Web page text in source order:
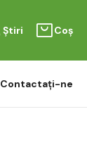
Știri Coș
Contactați-ne